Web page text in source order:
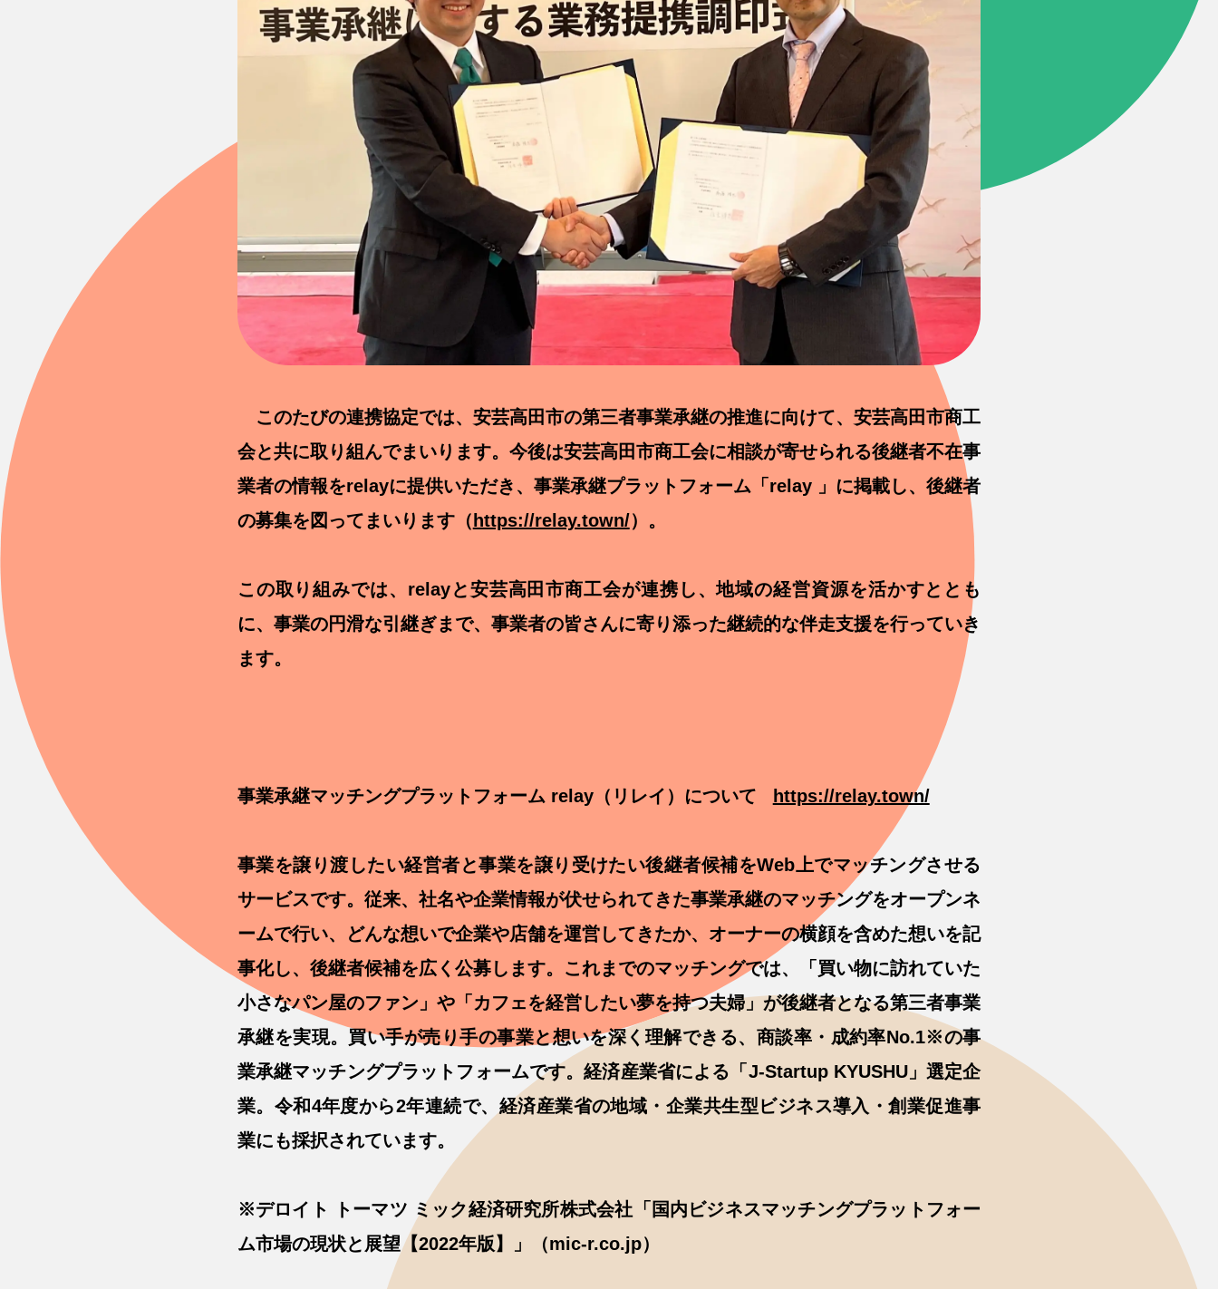
このたびの連携協定では、安芸高田市の第三者事業承継の推進に向けて、安芸高田市商工
会と共に取り組んでまいります。今後は安芸高田市商工会に相談が寄せられる後継者不在事
業者の情報をrelayに提供いただき、事業承継プラットフォーム「relay 」に掲載し、後継者
の募集を図ってまいります（ https://relay.town/）。
この取り組みでは、relayと安芸高田市商工会が連携し、地域の経営資源を活かすととも
に、事業の円滑な引継ぎまで、事業者の皆さんに寄り添った継続的な伴走支援を行っていき
ます。
事業承継マッチングプラットフォーム relay（リレイ）について https://relay.town/
事業を譲り渡したい経営者と事業を譲り受けたい後継者候補をWeb上でマッチングさせる
サービスです。従来、社名や企業情報が伏せられてきた事業承継のマッチングをオープンネ
ームで行い、どんな想いで企業や店舗を運営してきたか、オーナーの横顔を含めた想いを記
事化し、後継者候補を広く公募します。これまでのマッチングでは、「買い物に訪れていた
小さなパン屋のファン」や「カフェを経営したい夢を持つ夫婦」が後継者となる第三者事業
承継を実現。買い手が売り手の事業と想いを深く理解できる、商談率・成約率No.1※の事
業承継マッチングプラットフォームです。経済産業省による「J-Startup KYUSHU」選定企
業。令和4年度から2年連続で、経済産業省の地域・企業共生型ビジネス導入・創業促進事
業にも採択されています。
※デロイト トーマツ ミック経済研究所株式会社「国内ビジネスマッチングプラットフォー
ム市場の現状と展望【2022年版】」（mic-r.co.jp）